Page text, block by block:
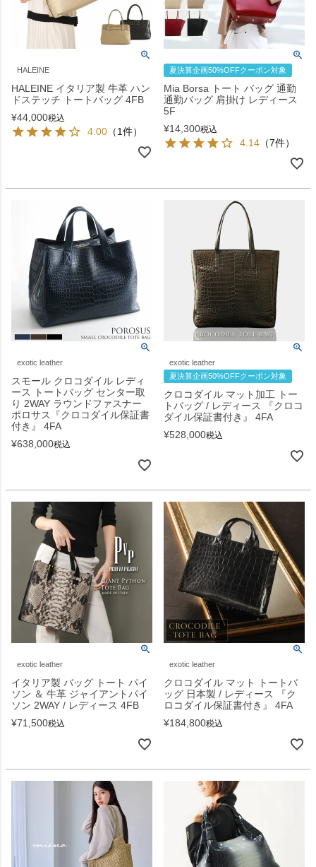
HALEINE
HALEINE イタリア製 牛革 ハン
ドステッチ トートバッグ 4FB
¥44,000税込
4.00 （1件）
夏決算企画50%OFFクーポン対象
Mia Borsa トート バッグ 通勤
通勤バッグ 肩掛け レディース
5F
¥14,300税込
4.14 （7件）
exotic leather
スモール クロコダイル レディ
ース トートバッグ センター取
り 2WAY ラウンドファスナー
ポロサス『クロコダイル保証書
付き』 4FA
¥638,000税込
exotic leather
夏決算企画50%OFFクーポン対象
クロコダイル マット加工 トー
トバッグ / レディース 『クロコ
ダイル保証書付き』 4FA
¥528,000税込
exotic leather
イタリア製 バッグ トート パイ
ソン ＆ 牛革 ジャイアントパイ
ソン 2WAY / レディース 4FB
¥71,500税込
exotic leather
クロコダイル マット トートバ
ッグ 日本製 / レディース 『ク
ロコダイル保証書付き』 4FA
¥184,800税込